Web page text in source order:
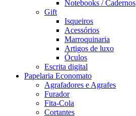
Notebooks / Cadernos
Gift
Isqueiros
Acessórios
Marroquinaria
Artigos de luxo
Óculos
Escrita digital
Papelaria Economato
Agrafadores e Agrafes
Furador
Fita-Cola
Cortantes